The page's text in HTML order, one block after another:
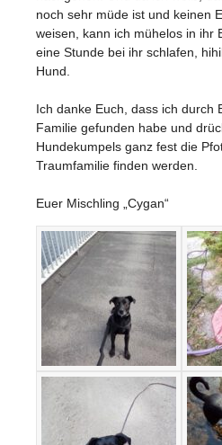
noch sehr müde ist und keinen
weisen, kann ich mühelos in ihr
eine Stunde bei ihr schlafen,
Hund.
Ich danke Euch, dass ich durch
Familie gefunden habe und
Hundekumpels ganz fest die
Traumfamilie finden werden.
Euer Mischling „Cygan“